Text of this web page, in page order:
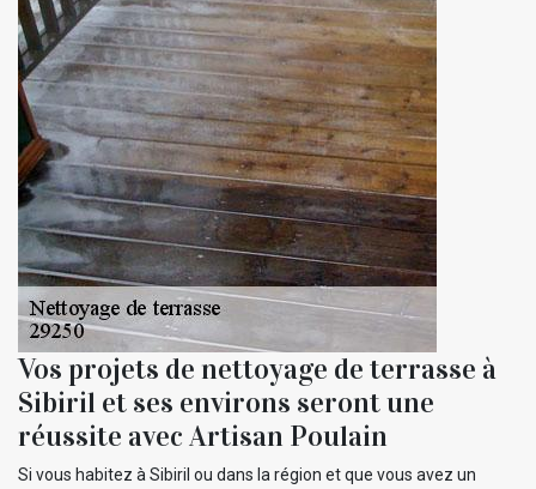
Vos projets de nettoyage de terrasse à
Sibiril et ses environs seront une
réussite avec Artisan Poulain
Si vous habitez à Sibiril ou dans la région et que vous avez un